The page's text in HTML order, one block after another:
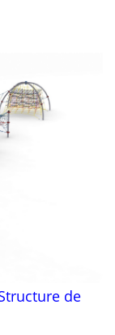
– Structure
de